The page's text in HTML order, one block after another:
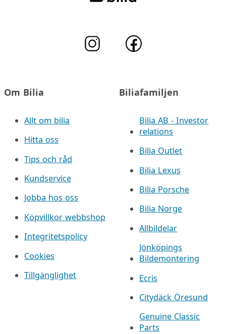
Om Bilia
Allt om bilia
Hitta oss
Tips och råd
Kundservice
Jobba hos oss
Köpvillkor webbshop
Integritetspolicy
Cookies
Tillgänglighet
Biliafamiljen
Bilia AB - Investor
relations
Bilia Outlet
Bilia Lexus
Bilia Porsche
Bilia Norge
Allbildelar
Jönköpings
Bildemontering
Ecris
Citydäck Öresund
Genuine Classic
Parts